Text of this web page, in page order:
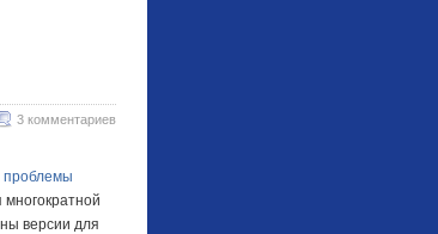
3 комментариев
проблемы
многократной
версии для